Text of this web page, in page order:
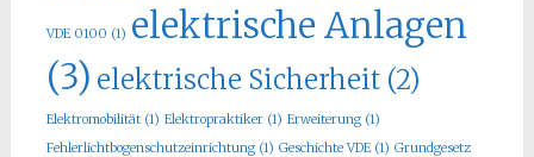
VDE 0100 (1) elektrische Anlagen
(3) elektrische Sicherheit(2)
Elektromobilität(1) Elektropraktiker(1) Erweiterung(1)
Fehlerlichtbogenschutzeinrichtung(1) Geschichte VDE(1) Grundgesetz